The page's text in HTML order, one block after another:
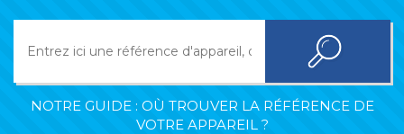
NOTRE GUIDE : OÙ TROUVER LA RÉFÉRENCE DE
VOTRE APPAREIL ?